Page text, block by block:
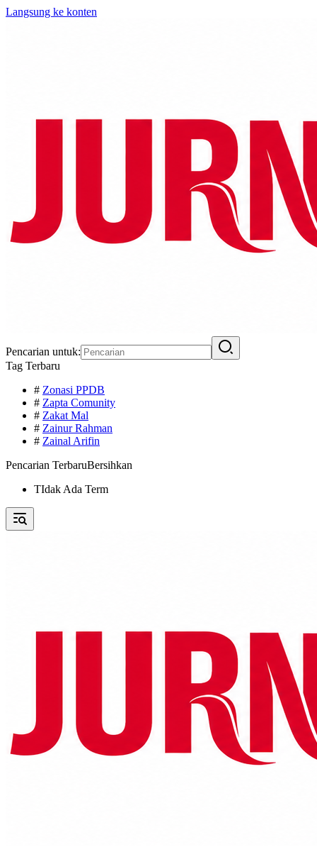
Langsung ke konten
Pencarian untuk:
Tag Terbaru
# Zonasi PPDB
# Zapta Comunity
# Zakat Mal
# Zainur Rahman
# Zainal Arifin
Pencarian TerbaruBersihkan
TIdak Ada Term